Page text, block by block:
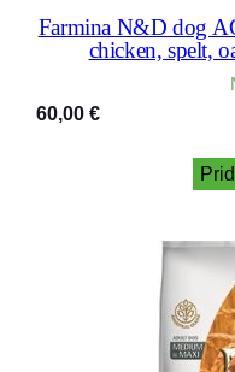
Farmina N&D dog
chicken, spelt,
60,00 €